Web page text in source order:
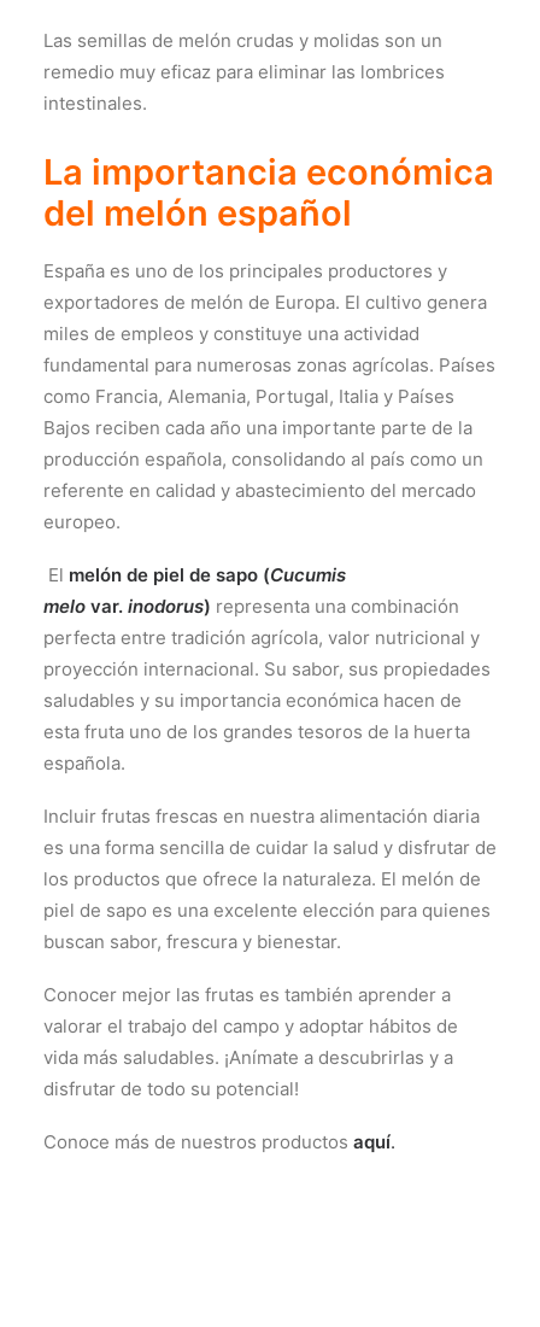
Las semillas de melón crudas y molidas son un
remedio muy eficaz para eliminar las lombrices
intestinales.
La importancia económica
del melón español
España es uno de los principales productores y
exportadores de melón de Europa. El cultivo genera
miles de empleos y constituye una actividad
fundamental para numerosas zonas agrícolas. Países
como Francia, Alemania, Portugal, Italia y Países
Bajos reciben cada año una importante parte de la
producción española, consolidando al país como un
referente en calidad y abastecimiento del mercado
europeo.
El melón de piel de sapo (Cucumis
melo var. inodorus) representa una combinación
perfecta entre tradición agrícola, valor nutricional y
proyección internacional. Su sabor, sus propiedades
saludables y su importancia económica hacen de
esta fruta uno de los grandes tesoros de la huerta
española.
Incluir frutas frescas en nuestra alimentación diaria
es una forma sencilla de cuidar la salud y disfrutar de
los productos que ofrece la naturaleza. El melón de
piel de sapo es una excelente elección para quienes
buscan sabor, frescura y bienestar.
Conocer mejor las frutas es también aprender a
valorar el trabajo del campo y adoptar hábitos de
vida más saludables. ¡Anímate a descubrirlas y a
disfrutar de todo su potencial!
Conoce más de nuestros productos aquí.